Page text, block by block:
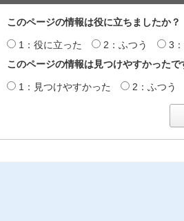
このページの情報は役に立ちましたか？
1：役に立った 2：ふつう
3
このページの情報は見つけやすかったで
1：見つけやすかった 2：ふつう